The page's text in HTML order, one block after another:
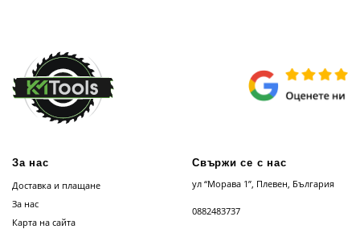
За нас
Доставка и плащане
За нас
Карта на сайта
Свържи се с нас
ул “Морава 1”, Плевен, България
0882483737